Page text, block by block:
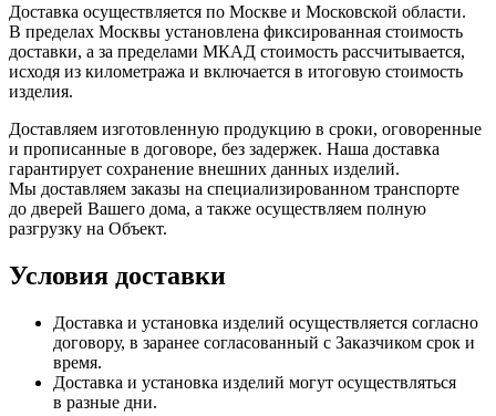
Доставка осуществляется по Москве и Московской области.
В пределах Москвы установлена фиксированная стоимость
доставки, а за пределами МКАД стоимость рассчитывается,
исходя из километража и включается в итоговую стоимость
изделия.
Доставляем изготовленную продукцию в сроки, оговоренные
и прописанные в договоре, без задержек. Наша доставка
гарантирует сохранение внешних данных изделий.
Мы доставляем заказы на специализированном транспорте
до дверей Вашего дома, а также осуществляем полную
разгрузку на Объект.
Условия доставки
Доставка и установка изделий осуществляется согласно
договору, в заранее согласованный с Заказчиком срок и
время.
Доставка и установка изделий могут осуществляться
в разные дни.